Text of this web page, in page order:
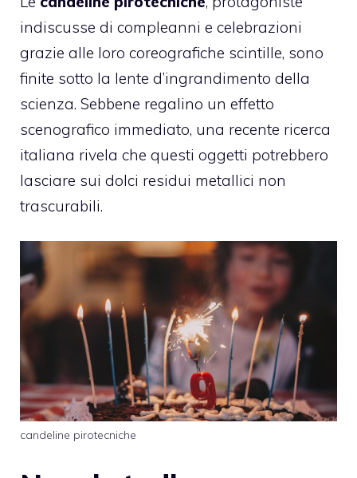
indiscusse di compleanni e celebrazioni
grazie alle loro coreografiche scintille, sono
finite sotto la lente d’ingrandimento della
scienza. Sebbene regalino un effetto
scenografico immediato, una recente ricerca
italiana rivela che questi oggetti potrebbero
lasciare sui dolci residui metallici non
trascurabili.
candeline pirotecniche